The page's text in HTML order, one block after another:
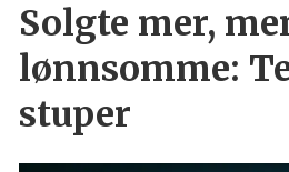
Solgte mer,
lønnsomme:
stuper